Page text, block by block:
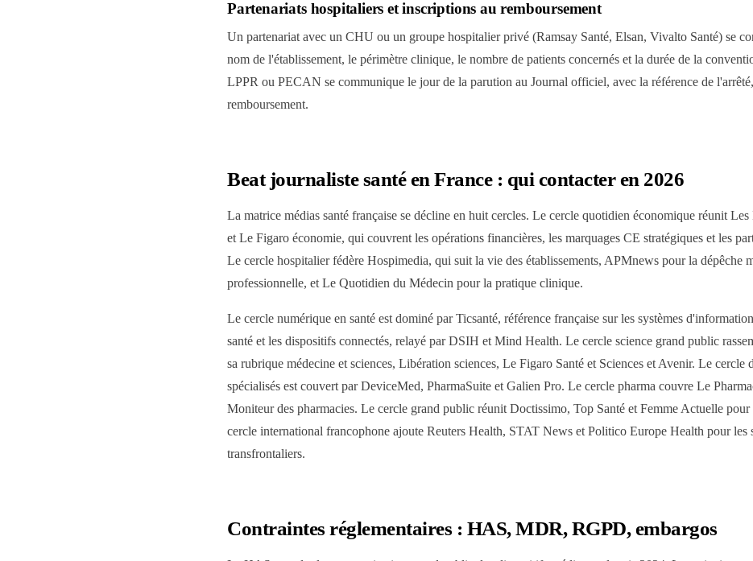
Partenariats hospitaliers et inscriptions au remboursement
Un partenariat avec un CHU ou un groupe hospitalier privé (Ramsay Santé, Elsan, Vivalto Santé) se
nom de l'établissement, le périmètre clinique, le nombre de patients concernés et la durée de la
LPPR ou PECAN se communique le jour de la parution au Journal officiel, avec la référence de
remboursement.
Beat journaliste santé en France : qui contacter en 2026
La matrice médias santé française se décline en huit cercles. Le cercle quotidien économique réunit
et Le Figaro économie, qui couvrent les opérations financières, les marquages CE stratégiques et les
Le cercle hospitalier fédère Hospimedia, qui suit la vie des établissements, APMnews pour la dépêche
professionnelle, et Le Quotidien du Médecin pour la pratique clinique.
Le cercle numérique en santé est dominé par Ticsanté, référence française sur les systèmes
santé et les dispositifs connectés, relayé par DSIH et Mind Health. Le cercle science grand public
sa rubrique médecine et sciences, Libération sciences, Le Figaro Santé et Sciences et Avenir. Le cercle
spécialisés est couvert par DeviceMed, PharmaSuite et Galien Pro. Le cercle pharma couvre Le
Moniteur des pharmacies. Le cercle grand public réunit Doctissimo, Top Santé et Femme Actuelle
cercle international francophone ajoute Reuters Health, STAT News et Politico Europe Health pour les
transfrontaliers.
Contraintes réglementaires : HAS, MDR, RGPD, embargos